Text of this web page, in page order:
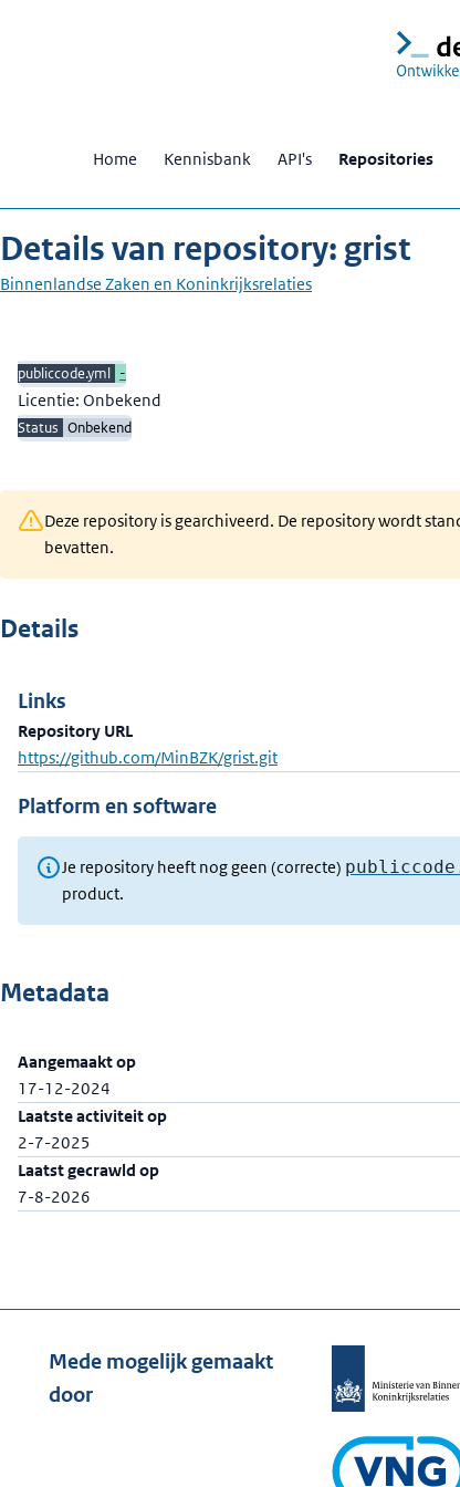
Home Kennisbank API's Repositories
Details van repository: grist
Binnenlandse Zaken en Koninkrijksrelaties
publiccode.yml -
Licentie: Onbekend
Status Onbekend
Deze repository is gearchiveerd. De repository wordt
bevatten.
Details
Links
Repository URL
https://github.com/MinBZK/grist.git
Platform en software
Je repository heeft nog geen (correcte)
product.
Metadata
Aangemaakt op
17-12-2024
Laatste activiteit op
2-7-2025
Laatst gecrawld op
7-8-2026
Mede mogelijk gemaakt
door